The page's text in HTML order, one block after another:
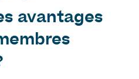
avantages